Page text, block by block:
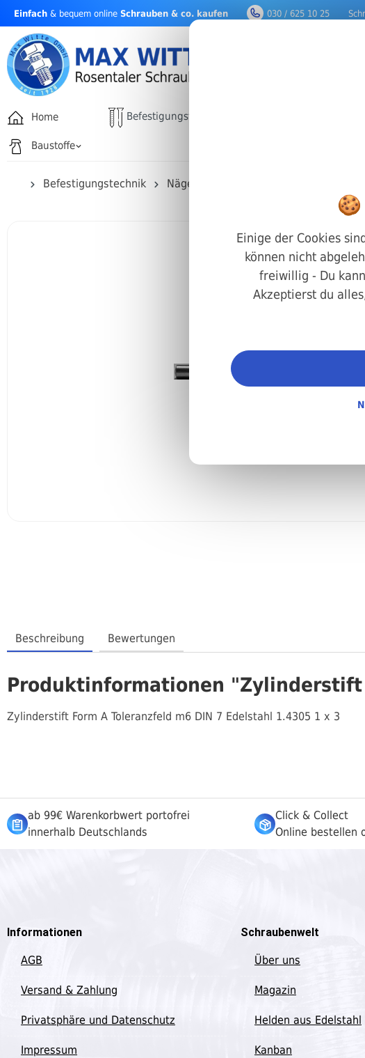
springen
Einfach & bequem online Schrauben & co. kaufen 030 / 625 10 25
Home Befestigungstechnik
Baustoffe
Befestigungstechnik Nägel & Stifte
Beschreibung Bewertungen
Produktinformationen "Zylinderstift
Zylinderstift Form A Toleranzfeld m6 DIN 7 Edelstahl 1.4305 1 x 3
ab 99€ Warenkorbwert portofrei
innerhalb Deutschlands
Click & Collect
Online bestellen
Informationen
AGB
Versand & Zahlung
Privatsphäre und Datenschutz
Impressum
Schraubenwelt
Über uns
Magazin
Helden aus Edelstahl
Kanban
Einige der Cookies
können nicht
freiwillig - Du
Akzeptierst du